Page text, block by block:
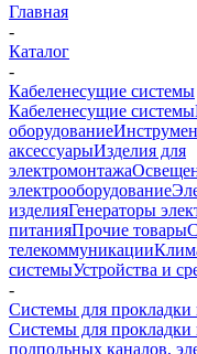
Главная
-
Каталог
-
Кабеленесущие системы
Кабеленесущие системы
оборудование
аксессуарыИзделия для
электромонтажа
электрооборудование
изделияГенераторы
питанияПрочие товары
телекоммуникации
системыУстройства и
-
Системы для прокладки
Системы для прокладки
подпольных каналов,